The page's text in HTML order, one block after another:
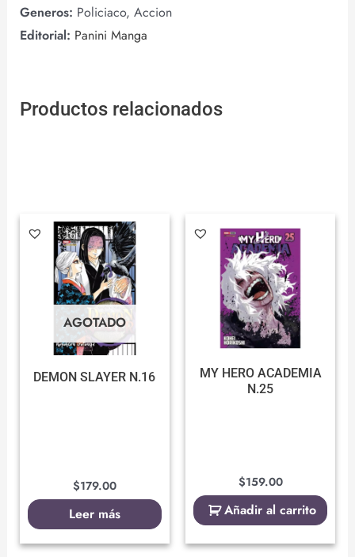
Generos: Policiaco, Accion
Editorial: Panini Manga
Productos relacionados
AGOTADO
DEMON SLAYER N.16
$179.00
Leer más
MY HERO ACADEMIA
N.25
$159.00
Añadir al carrito